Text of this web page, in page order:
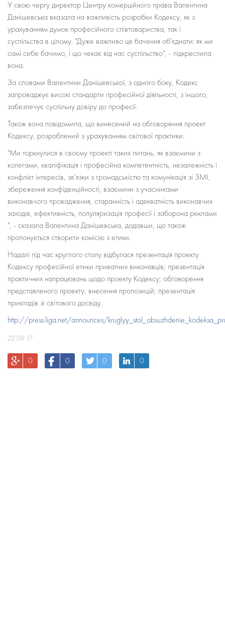
У свою чергу директор Центру комерційного права Валентина
Данішевська вказала на важливість розробки Кодексу, як з
урахуванням думок професійного співтовариства, так і
суспільства в цілому. "Дуже важливо це бачення об'єднати: як ми
самі себе бачимо, і що чекає від нас суспільство", - підкреслила
вона.
За словами Валентини Данішевської, з одного боку, Кодекс
запроваджує високі стандарти професійної діяльності, з іншого,
забезпечує суспільну довіру до професії.
Також вона повідомила, що винесений на обговорення проект
Кодексу, розроблений з урахуванням світової практики.
"Ми торкнулися в своєму проекті таких питань, як взаємини з
колегами, кваліфікація і професійна компетентність, незалежність і
конфлікт інтересів, зв'язки з громадськістю та комунікація зі ЗМІ,
збереження конфіденційності, взаємини з учасниками
виконавчого провадження, старанність і адекватність виконавчих
заходів, ефективність, популяризація професії і заборона реклами
", - сказала Валентина Данішевська, додавши, що також
пропонується створити комісію з етики.
Надалі під час круглого столу відбулася презентація проекту
Кодексу професійної етики приватних виконавців; презентація
практичних напрацювань щодо проекту Кодексу; обговорення
представленого проекту, внесення пропозицій; презентація
прикладів зі світового досвіду.
http://press.liga.net/announces/
22.09.17
0 0 0 0